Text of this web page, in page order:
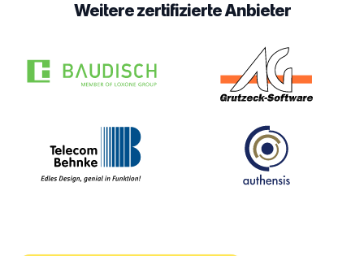
Weitere zertifizierte Anbieter